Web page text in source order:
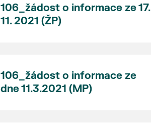
106_žádost o informace ze 17.
11. 2021 (ŽP)
106_žádost o informace ze
dne 11.3.2021 (MP)